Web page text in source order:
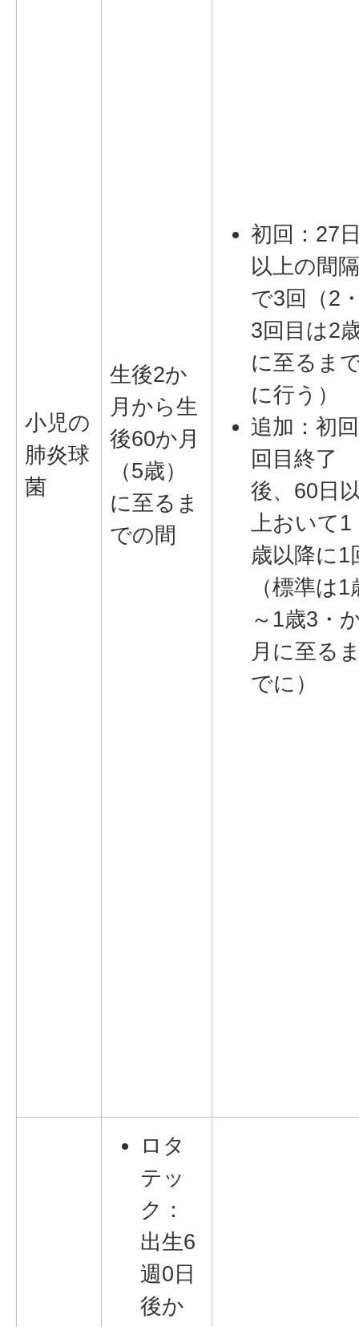
小児の
肺炎球
菌
生後2か
月から生
後60か月
（5歳）
に至るま
での間
初回：27
以上の間
で3回（2
3回目は2
に至るま
に行う）
追加：初
回目終了
後、60日
上おいて1
歳以降に1
（標準は1
～1歳3・
月に至る
でに）
ロタ
テッ
ク：
出生6
週0日
後か